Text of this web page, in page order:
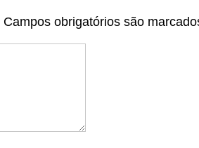
Campos obrigatórios são